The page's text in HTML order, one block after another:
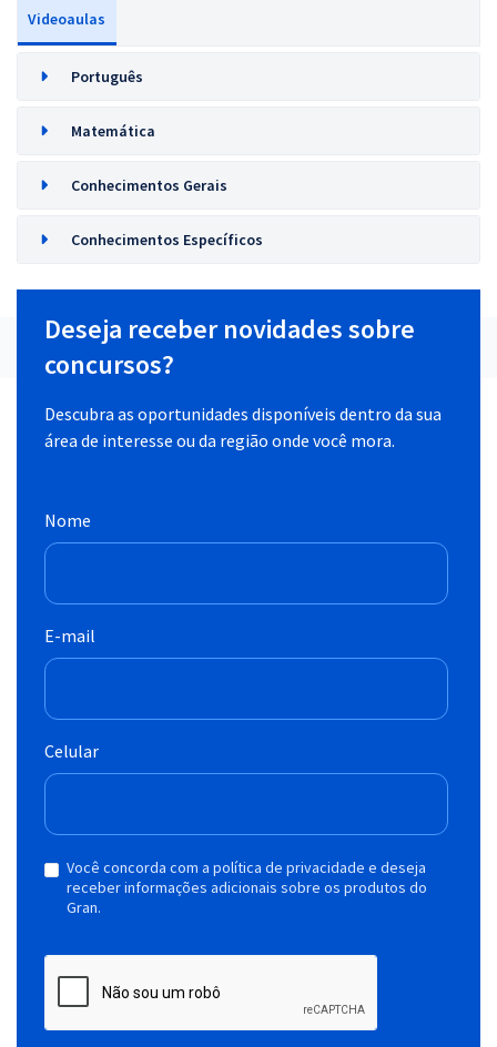
Videoaulas
Português
Matemática
Conhecimentos Gerais
Conhecimentos Específicos
Deseja receber novidades sobre
concursos?
Descubra as oportunidades disponíveis dentro da sua
área de interesse ou da região onde você mora.
Nome
E-mail
Celular
Você concorda com a política de privacidade e deseja
receber informações adicionais sobre os produtos do
Gran.